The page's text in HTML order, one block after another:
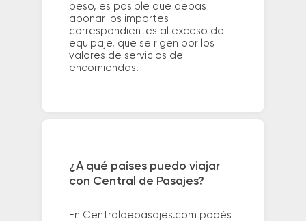
peso, es posible que debas
abonar los importes
correspondientes al exceso de
equipaje, que se rigen por los
valores de servicios de
encomiendas.
¿A qué países puedo viajar
con Central de Pasajes?
En Centraldepasajes.com podés